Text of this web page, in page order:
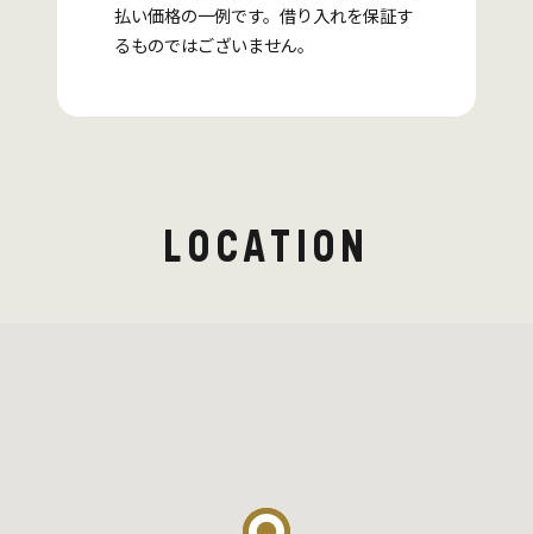
払い価格の一例です。借り入れを保証す
るものではございません。
LOCATION